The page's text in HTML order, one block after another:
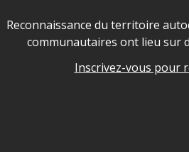
Legal Aid Ontario land
Reconnaissance du territoire
communautaires ont lieu sur
Inscrivez-vous pour